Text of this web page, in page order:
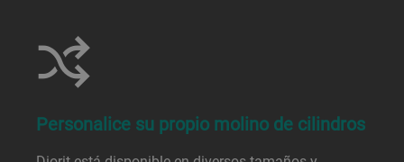
Personalice su propio molino de cilindros